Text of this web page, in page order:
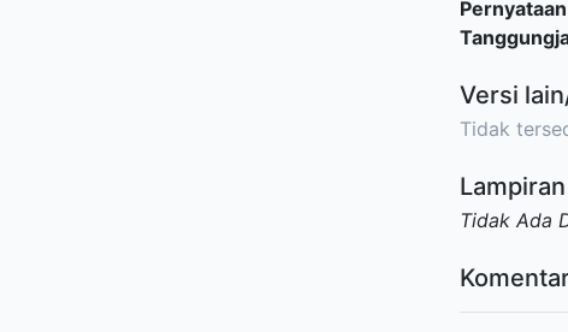
Pernyataan
Versi
Tidak
Tidak Ada